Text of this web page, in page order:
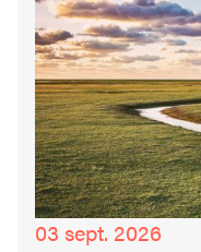
03 sept. 2026